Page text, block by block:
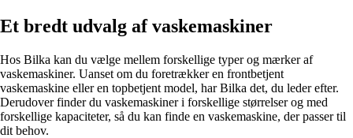
Et bredt udvalg af vaskemaskiner
Hos Bilka kan du vælge mellem forskellige typer og mærker af
vaskemaskiner. Uanset om du foretrækker en frontbetjent
vaskemaskine eller en topbetjent model, har Bilka det, du leder efter.
Derudover finder du vaskemaskiner i forskellige størrelser og med
forskellige kapaciteter, så du kan finde en vaskemaskine, der passer til
dit behov.